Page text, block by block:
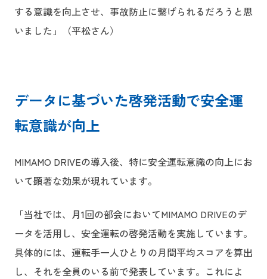
する意識を向上させ、事故防止に繋げられるだろうと思
いました」（平松さん）
データに基づいた啓発活動で安全運
転意識が向上
MIMAMO DRIVEの導入後、特に安全運転意識の向上にお
いて顕著な効果が現れています。
「当社では、月1回の部会においてMIMAMO DRIVEのデ
ータを活用し、安全運転の啓発活動を実施しています。
具体的には、運転手一人ひとりの月間平均スコアを算出
し、それを全員のいる前で発表しています。これによ